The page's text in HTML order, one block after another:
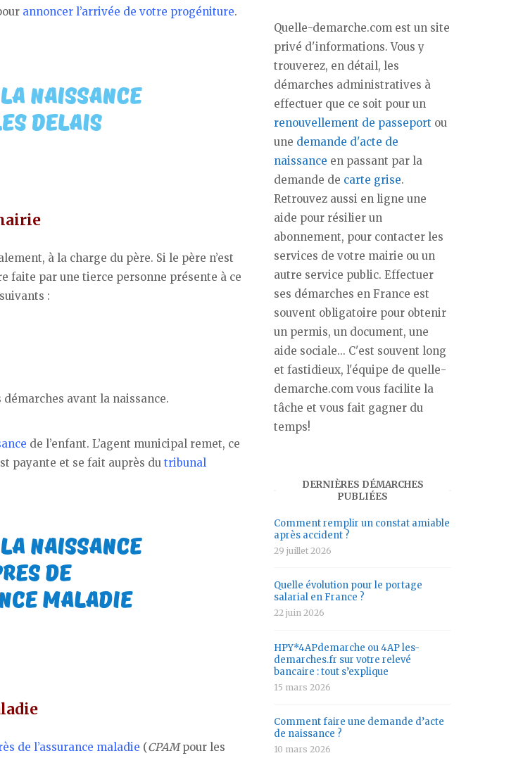
annoncer l’arrivée de votre progéniture.
à la charge du père. Si le père n’est
faite par une tierce personne présente à ce
:
avant la naissance.
de l’enfant. L’agent municipal remet, ce
payante et se fait auprès du tribunal
de l’assurance maladie (CPAMpour les
Quelle-demarche.com est un site
privé d'informations. Vous y
trouverez, en détail, les
démarches administratives à
effectuer que ce soit pour un
renouvellement de passeport ou
une demande d'acte de
naissance en passant par la
demande de carte grise.
Retrouvez aussi en ligne une
aide pour résilier un
abonnement, pour contacter les
services de votre mairie ou un
autre service public. Effectuer
ses démarches en France est
souvent obligatoire pour obtenir
un permis, un document, une
aide sociale... C'est souvent long
et fastidieux, l'équipe de quelle-
demarche.com vous facilite la
tâche et vous fait gagner du
temps!
DERNIÈRES DÉMARCHES
PUBLIÉES
Comment remplir un constat amiable
après accident ?
29 juillet 2026
Quelle évolution pour le portage
salarial en France ?
22 juin 2026
HPY*4APdemarche ou 4AP les-
demarches.fr sur votre relevé
bancaire : tout s’explique
15 mars 2026
Comment faire une demande d’acte
de naissance ?
10 mars 2026